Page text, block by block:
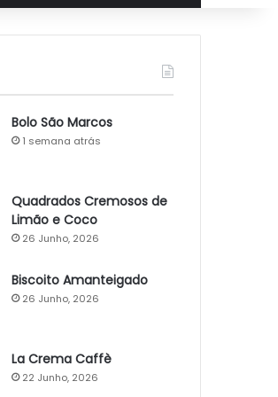
Bolo São Marcos
1 semana atrás
Quadrados Cremosos de
Limão e Coco
26 Junho, 2026
Biscoito Amanteigado
26 Junho, 2026
La Crema Caffè
22 Junho, 2026